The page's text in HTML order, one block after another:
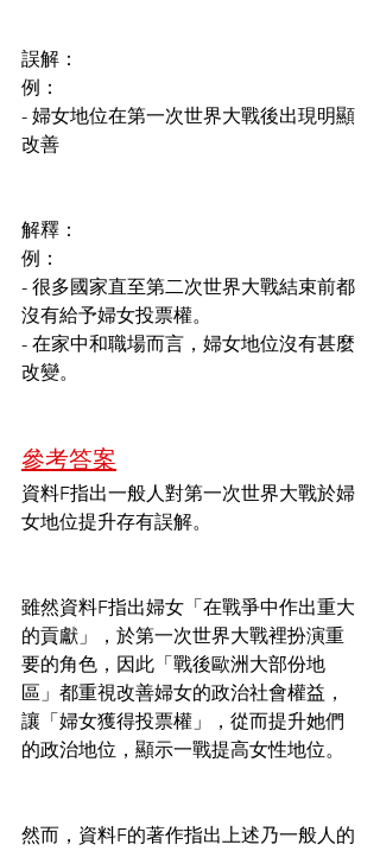
誤解：
例：
- 婦女地位在第一次世界大戰後出現明顯
改善
解釋：
例：
- 很多國家直至第二次世界大戰結束前都
沒有給予婦女投票權。
- 在家中和職場而言，婦女地位沒有甚麼
改變。
參考答案
資料F指出一般人對第一次世界大戰於婦
女地位提升存有誤解。
雖然資料F指出婦女「在戰爭中作出重大
的貢獻」，於第一次世界大戰裡扮演重
要的角色，因此「戰後歐洲大部份地
區」都重視改善婦女的政治社會權益，
讓「婦女獲得投票權」，從而提升她們
的政治地位，顯示一戰提高女性地位。
然而，資料F的著作指出上述乃一般人的